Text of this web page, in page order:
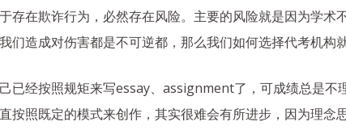
存在欺诈行为，必然存在风险。主要的风险就是因为学
造成对伤害都是不可逆都，那么我们如何选择代考机构
已经按照规矩来写essay、assignment了，可成绩总是不
按照既定的模式来创作，其实很难会有所进步，因为理